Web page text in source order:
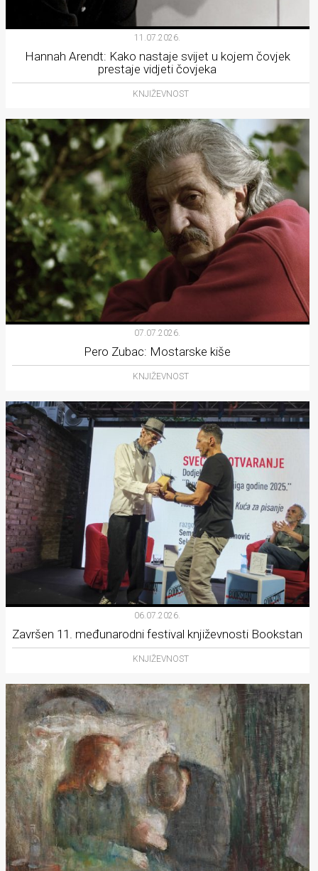
11.07.2026.
Hannah Arendt: Kako nastaje svijet u kojem čovjek
prestaje vidjeti čovjeka
KNJIŽEVNOST
07.07.2026.
Pero Zubac: Mostarske kiše
KNJIŽEVNOST
06.07.2026.
Završen 11. međunarodni festival književnosti Bookstan
KNJIŽEVNOST